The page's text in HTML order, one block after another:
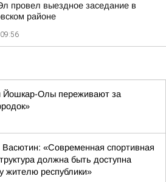
провел выездное заседание в
районе
09:56
Йошкар-Олы переживают за
«Современная спортивная
должна быть доступна
жителю республики»